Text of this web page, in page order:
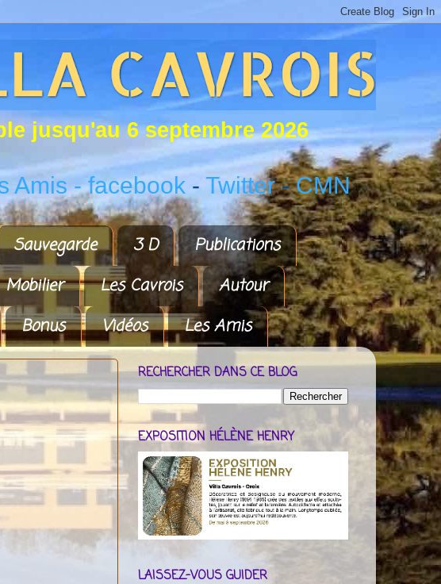
e jusqu'au 6 septembre 2026
Amis- facebook - Twitter -CMN
Sauvegarde 3 D
Publications
Mobilier Les Cavrois
Autour
Bonus Vidéos Les Amis
RECHERCHER DANS CE BLOG
EXPOSITION HÉLÈNE HENRY
LAISSEZ-VOUS GUIDER